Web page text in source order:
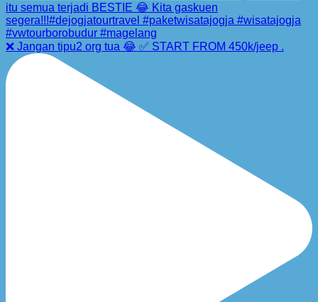
❌ Jangan tipu2 org tua 😂 ✅ START FROM 450k/jeep .